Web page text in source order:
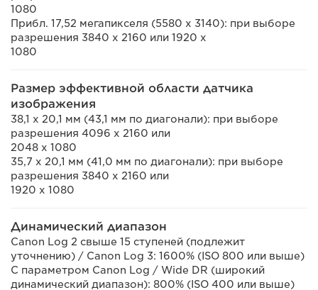
1080
Прибл. 17,52 мегапикселя (5580 x 3140): при выборе
разрешения 3840 x 2160 или 1920 x
1080
Размер эффективной области датчика
изображения
38,1 x 20,1 мм (43,1 мм по диагонали): при выборе
разрешения 4096 x 2160 или
2048 x 1080
35,7 x 20,1 мм (41,0 мм по диагонали): при выборе
разрешения 3840 x 2160 или
1920 x 1080
Динамический диапазон
Canon Log 2 свыше 15 ступеней (подлежит
уточнению) / Canon Log 3: 1600% (ISO 800 или выше)
С параметром Canon Log / Wide DR (широкий
динамический диапазон): 800% (ISO 400 или выше)